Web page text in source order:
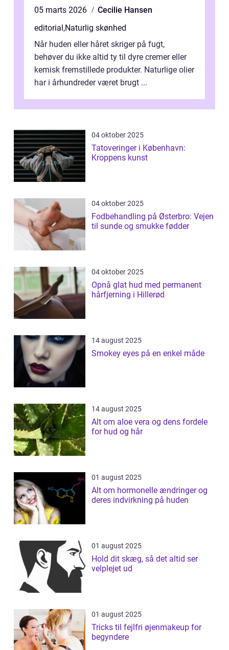
05 marts 2026
Cecilie Hansen
editorial,Naturlig skønhed
Når huden eller håret skriger på fugt,
behøver du ikke altid ty til dyre cremer eller
kemisk fremstillede produkter. Naturlige olier
har i århundreder været brugt ...
04 oktober 2025
Tatoveringer i København:
Kroppens kunst
04 oktober 2025
Fodbehandling på Østerbro: Vejen
til sunde og smukke fødder
04 oktober 2025
Opnå glat hud med permanent
hårfjerning i Hillerød
14 august 2025
Smokey eyes på en enkel måde
14 august 2025
Alt om aloe vera og dens fordele
for hud og hår
01 august 2025
Alt om hormonelle ændringer og
deres indvirkning på huden
01 august 2025
Hold dit skæg, så det altid ser
velplejet ud
01 august 2025
Tricks til fejlfri øjenmakeup for
begyndere